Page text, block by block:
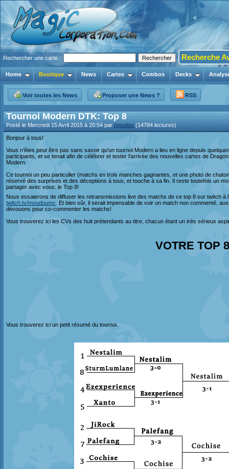
Rechercher une carte : Recherche
Home Boutique News Cartes Combos Decks
Voir toutes les News Proposer une News ? RSS
Tournoi Modern DTK: Top 8
Posté le Mercredi 15 Avril 2015 à 20:54 par moudou (14784 lectures)
Bonjour à tous!
Vous n'êtes peut être pas sans savoir qu'un tournoi Modern a lieu en ligne depuis
participants, et se tenait afin de célébrer et tester l'arrivée des nouvelles cartes de
Modern.
Ce tournoi un peu particulier (matchs en trois manches gagnantes, et une photo de
réservé des surprises et des déceptions à tous, et touche à sa fin. Il reste toutefois un
partager avec vous: le Top 8!
Nous essaierons de diffuser les retransmissions live des matchs de ce top 8 sur twitch à
twitch.tv/moudoumc . Et bien sûr, il serait impensable de voir un match non commenté,
dévouons pour co-commenter les matchs!
Vous trouverez ici les CVs des huit prétendants au titre, chacun étant un très sérieux
VOTRE TOP 8
Vous trouverez ici un petit résumé du tournoi.